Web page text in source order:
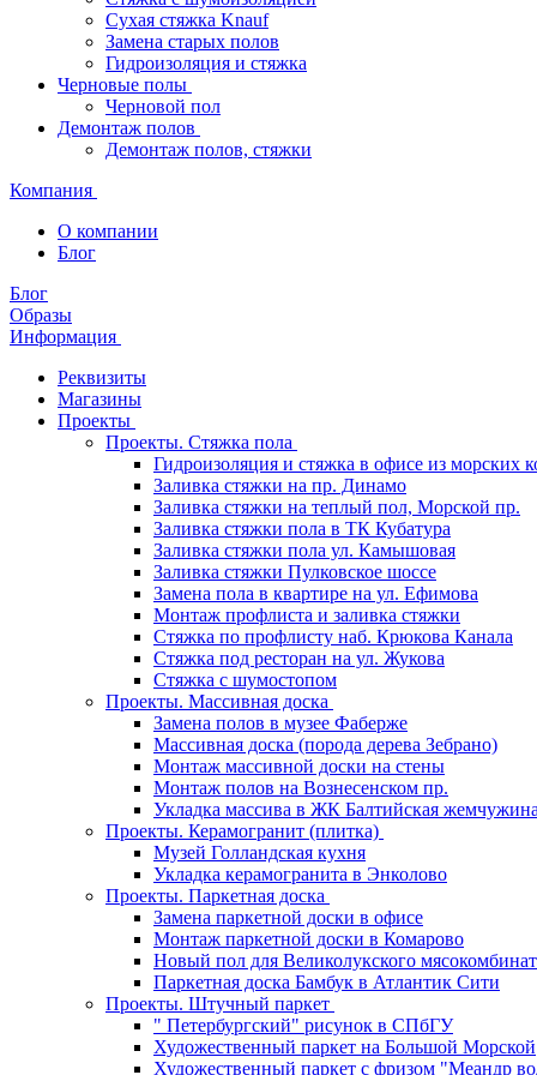
Сухая стяжка Knauf
Замена старых полов
Гидроизоляция и стяжка
Черновые полы
Черновой пол
Демонтаж полов
Демонтаж полов, стяжки
Компания
О компании
Блог
Блог
Образы
Информация
Реквизиты
Магазины
Проекты
Проекты. Стяжка пола
Гидроизоляция и стяжка в офисе из морских
Заливка стяжки на пр. Динамо
Заливка стяжки на теплый пол, Морской пр.
Заливка стяжки пола в ТК Кубатура
Заливка стяжки пола ул. Камышовая
Заливка стяжки Пулковское шоссе
Замена пола в квартире на ул. Ефимова
Монтаж профлиста и заливка стяжки
Стяжка по профлисту наб. Крюкова Канала
Стяжка под ресторан на ул. Жукова
Стяжка с шумостопом
Проекты. Массивная доска
Замена полов в музее Фаберже
Массивная доска (порода дерева Зебрано)
Монтаж массивной доски на стены
Монтаж полов на Вознесенском пр.
Укладка массива в ЖК Балтийская жемчужина
Проекты. Керамогранит (плитка)
Музей Голландская кухня
Укладка керамогранита в Энколово
Проекты. Паркетная доска
Замена паркетной доски в офисе
Монтаж паркетной доски в Комарово
Новый пол для Великолукского
Паркетная доска Бамбук в Атлантик Сити
Проекты. Штучный паркет
" Петербургский" рисунок в СПбГУ
Художественный паркет на Большой Морской
Художественный паркет с фризом "Меандр